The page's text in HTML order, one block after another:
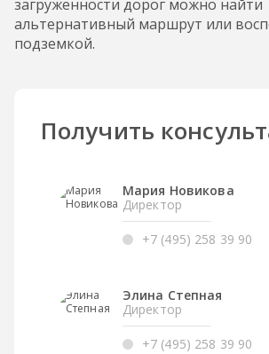
загруженности дорог можно найти
альтернативный маршрут или
подземкой.
Получить
Мария Новикова
Директор
+7 (495) 258 39 90
Элина Степная
Директор
+7 (495) 258 39 90